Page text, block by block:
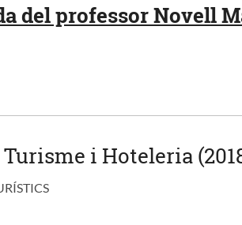
del professor Novell
i Hoteleria